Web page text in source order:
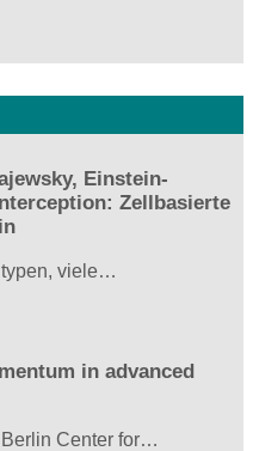
Einstein-
Zellbasierte
viele…
in advanced
Center for…